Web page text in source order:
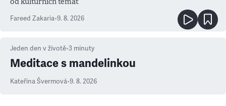
Fareed Zakaria•9. 8. 2026
Jeden den v životě•3 minuty
Meditace s mandelinkou
Kateřina Švermová•9. 8. 2026